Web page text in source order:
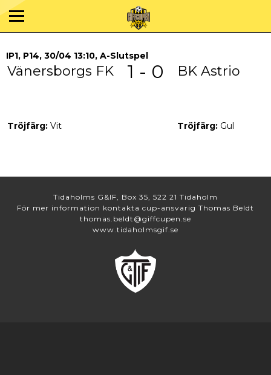
IP1, P14, 30/04 13:10, A-Slutspel
Vänersborgs FK 1 - 0 BK Astrio
Tröjfärg: Vit Tröjfärg: Gul
Tidaholms G&IF, Box 35, 522 21 Tidaholm
För mer information kontakta cup-ansvarig Thomas Beldt
thomas.beldt@giffcupen.se
www.tidaholmsgif.se